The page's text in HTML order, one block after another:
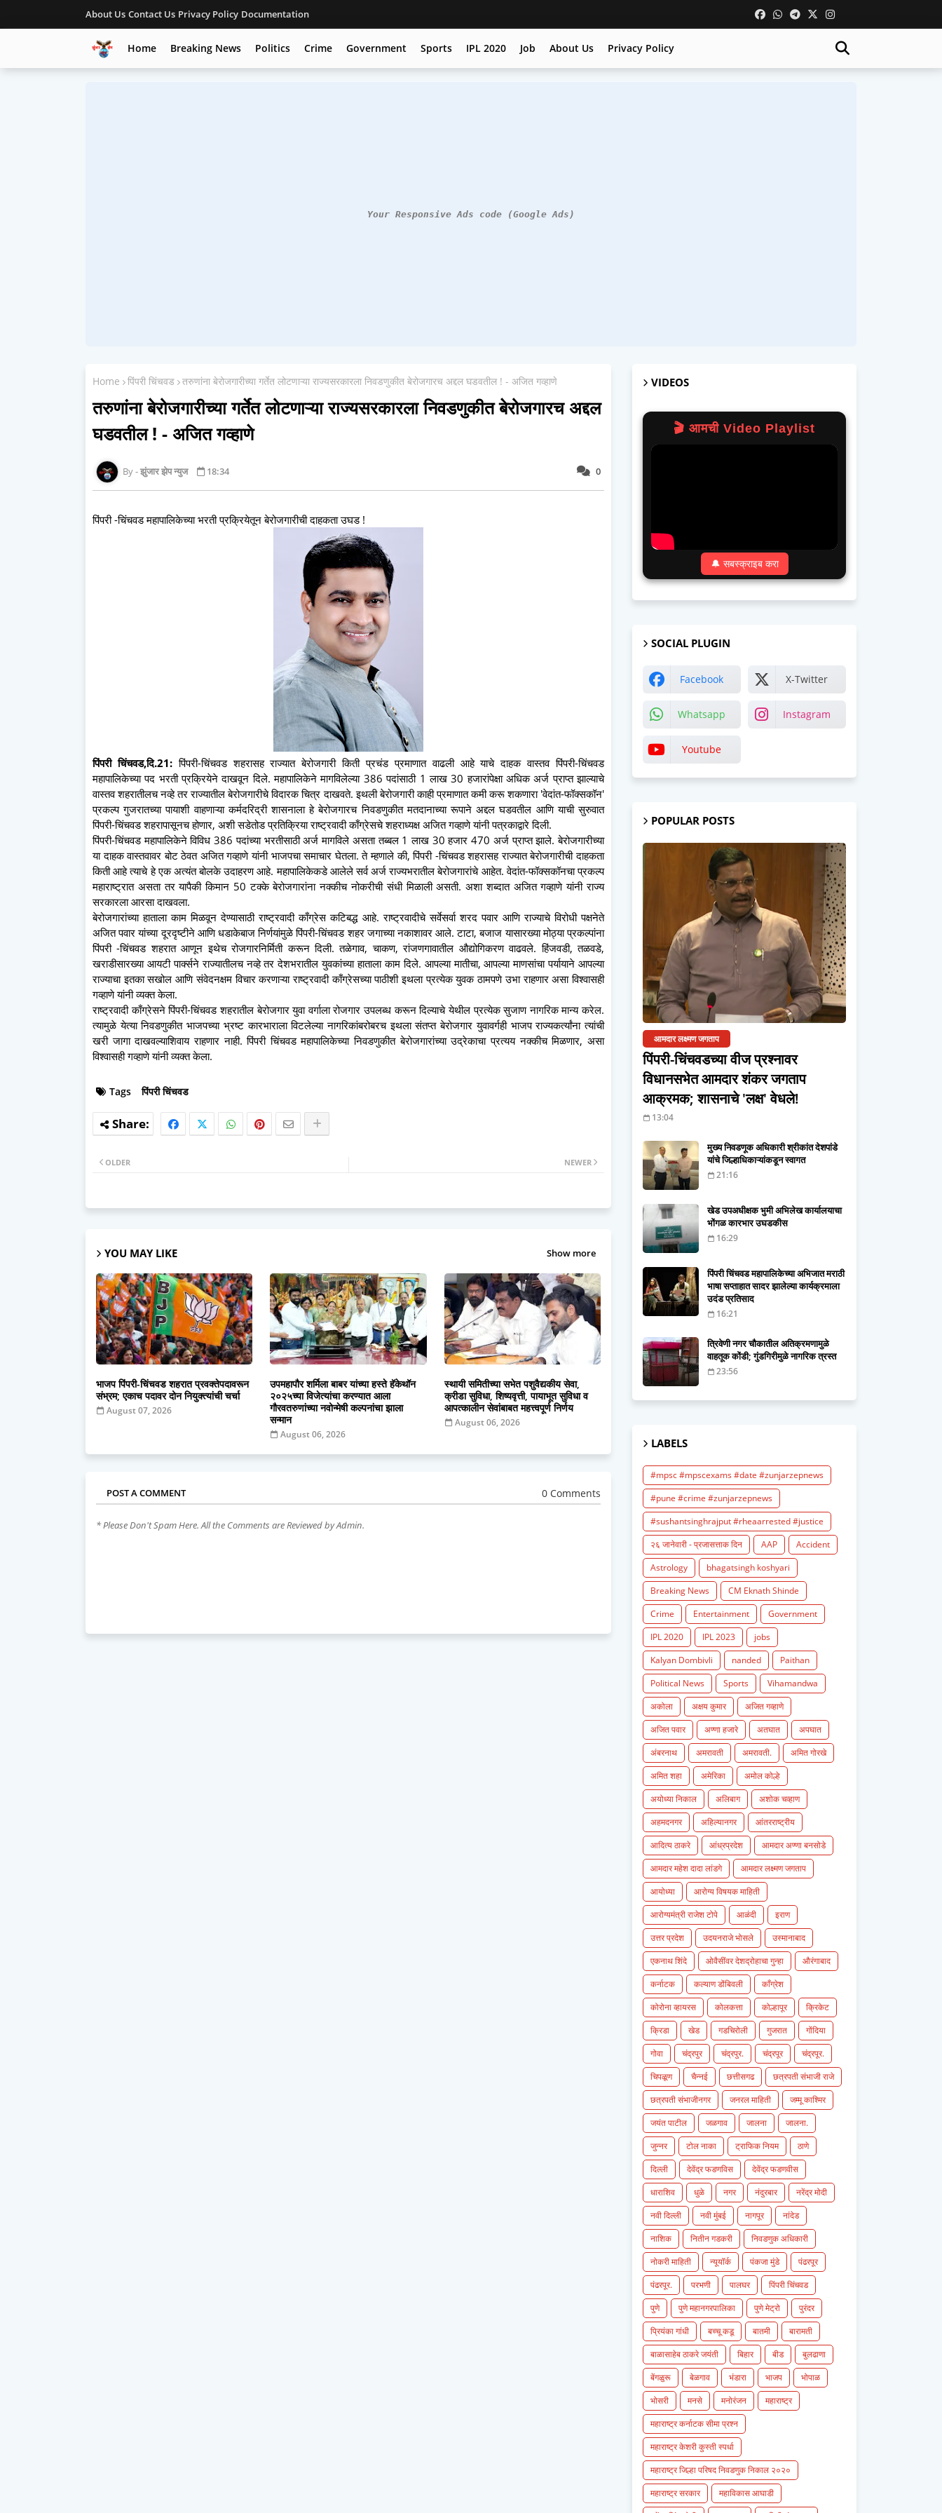
About Us Contact Us Privacy Policy Documentation
Home Breaking News Politics Crime Government Sports IPL 2020 Job About Us Privacy Policy
Your Responsive Ads code (Google Ads)
Home पिंपरी चिंचवड तरुणांना बेरोजगारीच्या गर्तेत लोटणाऱ्या राज्यसरकारला निवडणुकीत बेरोजगारच अद्दल घडवतील ! - अजित गव्हाणे
तरुणांना बेरोजगारीच्या गर्तेत लोटणाऱ्या राज्यसरकारला निवडणुकीत बेरोजगारच अद्दल
घडवतील ! - अजित गव्हाणे
0
झुंजार झेप न्युज 18:34
पिंपरी -चिंचवड महापालिकेच्या भरती प्रक्रियेतून बेरोजगारीची दाहकता उघड !
पिंपरी चिंचवड,दि.21:पिंपरी-चिंचवड शहरासह राज्यात बेरोजगारी किती प्रचंड प्रमाणात वाढली आहे याचे दाहक वास्तव पिंपरी-चिंचवड
महापालिकेच्या पद भरती प्रक्रियेने दाखवून दिले. महापालिकेने मागविलेल्या 386 पदांसाठी 1 लाख 30 हजारांपेक्षा अधिक अर्ज प्राप्त झाल्याचे
वास्तव शहरातीलच नव्हे तर राज्यातील बेरोजगारीचे विदारक चित्र दाखवते. इथली बेरोजगारी काही प्रमाणात कमी करू शकणारा 'वेदांत-फॉक्सकॉन'
प्रकल्प गुजरातच्या पायाशी वाहणाऱ्या कर्मदरिद्री शासनाला हे बेरोजगारच निवडणुकीत मतदानाच्या रूपाने अद्दल घडवतील आणि याची सुरुवात
पिंपरी-चिंचवड शहरापासूनच होणार, अशी सडेतोड प्रतिक्रिया राष्ट्रवादी काँग्रेसचे शहराध्यक्ष अजित गव्हाणे यांनी पत्रकाद्वारे दिली.
पिंपरी-चिंचवड महापालिकेने विविध 386 पदांच्या भरतीसाठी अर्ज मागविले असता तब्बल 1 लाख 30 हजार 470 अर्ज प्राप्त झाले. बेरोजगारीच्या
या दाहक वास्तवावर बोट ठेवत अजित गव्हाणे यांनी भाजपचा समाचार घेतला. ते म्हणाले की, पिंपरी -चिंचवड शहरासह राज्यात बेरोजगारीची दाहकता
किती आहे त्याचे हे एक अत्यंत बोलके उदाहरण आहे. महापालिकेकडे आलेले सर्व अर्ज राज्यभरातील बेरोजगारांचे आहेत. वेदांत-फॉक्सकॉनचा प्रकल्प
महाराष्ट्रात असता तर यापैकी किमान 50 टक्के बेरोजगारांना नक्कीच नोकरीची संधी मिळाली असती. अशा शब्दात अजित गव्हाणे यांनी राज्य
सरकारला आरसा दाखवला.
बेरोजगारांच्या हाताला काम मिळवून देण्यासाठी राष्ट्रवादी काँग्रेस कटिबद्ध आहे. राष्ट्रवादीचे सर्वेसर्वा शरद पवार आणि राज्याचे विरोधी पक्षनेते
अजित पवार यांच्या दूरदृष्टीने आणि धडाकेबाज निर्णयांमुळे पिंपरी-चिंचवड शहर जगाच्या नकाशावर आले. टाटा, बजाज यासारख्या मोठ्या प्रकल्पांना
पिंपरी -चिंचवड शहरात आणून इथेच रोजगारनिर्मिती करून दिली. तळेगाव, चाकण, रांजणगावातील औद्योगिकरण वाढवले. हिंजवडी, तळवडे,
खराडीसारख्या आयटी पार्क्सने राज्यातीलच नव्हे तर देशभरातील युवकांच्या हाताला काम दिले. आपल्या मातीचा, आपल्या माणसांचा पर्यायाने आपल्या
राज्याचा इतका सखोल आणि संवेदनक्षम विचार करणाऱ्या राष्ट्रवादी काँग्रेसच्या पाठीशी इथला प्रत्येक युवक ठामपणे उभा राहणार असा विश्वासही
गव्हाणे यांनी व्यक्त केला.
राष्ट्रवादी काँग्रेसने पिंपरी-चिंचवड शहरातील बेरोजगार युवा वर्गाला रोजगार उपलब्ध करून दिल्याचे येथील प्रत्येक सुजाण नागरिक मान्य करेल.
त्यामुळे येत्या निवडणुकीत भाजपच्या भ्रष्ट कारभाराला विटलेल्या नागरिकांबरोबरच इथला संतप्त बेरोजगार युवावर्गही भाजप राज्यकर्त्यांना त्यांची
खरी जागा दाखवल्याशिवाय राहणार नाही. पिंपरी चिंचवड महापालिकेच्या निवडणुकीत बेरोजगारांच्या उद्रेकाचा प्रत्यय नक्कीच मिळणार, असा
विश्वासही गव्हाणे यांनी व्यक्त केला.
Tags पिंपरी चिंचवड
NEWER
OLDER
YOU MAY LIKE Show more
भाजप पिंपरी-चिंचवड शहरात प्रवक्तेपदावरून
संभ्रम; एकाच पदावर दोन नियुक्त्यांची चर्चा
August 07, 2026
उपमहापौर शर्मिला बाबर यांच्या हस्ते हॅकेथॉन
२०२५च्या विजेत्यांचा करण्यात आला
गौरवतरुणांच्या नवोन्मेषी कल्पनांचा झाला
सन्मान
August 06, 2026
स्थायी समितीच्या सभेत पशुवैद्यकीय सेवा,
क्रीडा सुविधा, शिष्यवृत्ती, पायाभूत सुविधा व
आपत्कालीन सेवांबाबत महत्त्वपूर्ण निर्णय
August 06, 2026
POST A COMMENT 0 Comments
* Please Don't Spam Here. All the Comments are Reviewed by Admin.
VIDEOS
🎬 आमची Video Playlist
🔔 सबस्क्राइब करा
SOCIAL PLUGIN
Facebook X-Twitter
Whatsapp Instagram
Youtube
POPULAR POSTS
आमदार लक्ष्मण जगताप
पिंपरी-चिंचवडच्या वीज प्रश्नावर
विधानसभेत आमदार शंकर जगताप
आक्रमक; शासनाचे 'लक्ष' वेधले!
13:04
मुख्य निवडणूक अधिकारी श्रीकांत देशपांडे
यांचे जिल्हाधिकाऱ्यांकडून स्वागत
21:16
खेड उपअधीक्षक भुमी अभिलेख कार्यालयाचा
भोंगळ कारभार उघडकीस
16:29
पिंपरी चिंचवड महापालिकेच्या अभिजात मराठी
भाषा सप्ताहात सादर झालेल्या कार्यक्रमाला
उदंड प्रतिसाद
16:21
त्रिवेणी नगर चौकातील अतिक्रमणामुळे
वाहतूक कोंडी; गुंडगिरीमुळे नागरिक त्रस्त
23:56
LABELS
#mpsc #mpscexams #date #zunjarzepnews
#pune #crime #zunjarzepnews
#sushantsinghrajput #rheaarrested #justice
२६ जानेवारी - प्रजासत्ताक दिन
AAP
Accident
Astrology
bhagatsingh koshyari
Breaking News
CM Eknath Shinde
Crime
Entertainment
Government
IPL 2020
IPL 2023
jobs
Kalyan Dombivli
nanded
Paithan
Political News
Sports
Vihamandwa
अकोला
अक्षय कुमार
अजित गव्हाणे
अजित पवार
अण्णा हजारे अतघात
अपघात
अंबरनाथ
अमरावती अमरावती.
अमित गोरखे
अमित शहा
अमेरिका
अमोल कोल्हे
अयोध्या निकाल
अलिबाग
अशोक चव्हाण
अहमदनगर
अहिल्यानगर
आंतरराष्ट्रीय
आदित्य ठाकरे
आंध्रप्रदेश
आमदार अण्णा बनसोडे
आमदार महेश दादा लांडगे
आमदार लक्ष्मण जगताप
आयोध्या
आरोग्य विषयक माहिती
आरोग्यमंत्री राजेश टोपे
आळंदी
इराण
उत्तर प्रदेश
उदयनराजे भोसले
उस्मानाबाद
एकनाथ शिंदे
ओवैसींवर देशद्रोहाचा गुन्हा
औरंगाबाद
कर्नाटक
कल्याण डोंबिवली
काँग्रेश
कोरोना व्हायरस
कोलकत्ता कोल्हापूर
क्रिकेट
क्रिडा
खेड गडचिरोली गुजरात
गोंदिया
गोवा
चंद्रपुर चंद्रपुर. चंद्रपूर
चंद्रपूर.
चिपळूण
चैन्नई छत्तीसगढ
छत्रपती संभाजी राजे
छत्रपती संभाजीनगर
जनरल माहिती
जम्मू काश्मिर
जयंत पाटील
जळगाव जालना
जालना.
जुन्नर
टोल नाका ट्राफिक नियम
ठाणे
दिल्ली
देवेंद्र फडणविस
देवेंद्र फडणवीस
धाराशिव
धुळे नगर नंदुरबार
नरेंद्र मोदी
नवी दिल्ली
नवी मुंबई नागपूर
नांदेड
नाशिक
नितीन गडकरी
निवडणुक अधिकारी
नोकरी माहिती
न्यूयॉर्क पंकजा मुंडे
पंढरपूर
पंढरपूर.
परभणी पालघर
पिंपरी चिंचवड
पुणे
पुणे महानगरपालिका पुणे मेट्रो
पुरंदर
प्रियंका गांधी
बच्चू कडू बातमी
बारामती
बाळासाहेब ठाकरे जयंती
बिहार बीड
बुलढाणा
बेंगळुरू
बेळगाव भंडारा भाजप
भोपाळ
भोसरी
मनसे मनोरंजन
महाराष्ट्र
महाराष्ट्र कर्नाटक सीमा प्रश्न
महाराष्ट्र केशरी कुस्ती स्पर्धा
महाराष्ट्र जिल्हा परिषद निवडणुक निकाल २०२०
महाराष्ट्र सरकार
महाविकास आघाडी